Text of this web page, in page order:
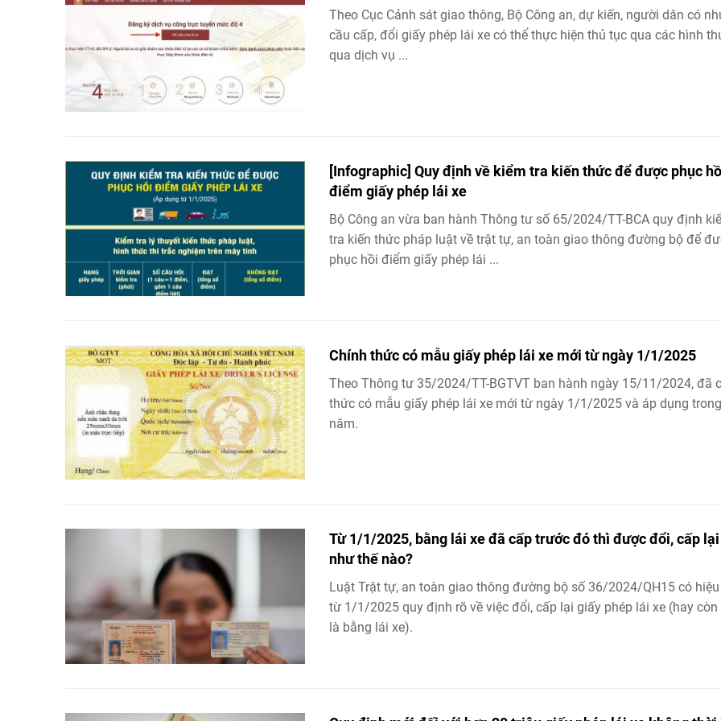
Theo Cục Cảnh sát giao thông, Bộ Công an, dự kiến, người dân có
cầu cấp, đổi giấy phép lái xe có thể thực hiện thủ tục qua các hình
qua dịch vụ ...
[Infographic] Quy định về kiểm tra kiến thức để được phục
điểm giấy phép lái xe
Bộ Công an vừa ban hành Thông tư số 65/2024/TT-BCA quy định
tra kiến thức pháp luật về trật tự, an toàn giao thông đường bộ để
phục hồi điểm giấy phép lái ...
Chính thức có mẫu giấy phép lái xe mới từ ngày 1/1/2025
Theo Thông tư 35/2024/TT-BGTVT ban hành ngày 15/11/2024, đã
thức có mẫu giấy phép lái xe mới từ ngày 1/1/2025 và áp dụng
năm.
Từ 1/1/2025, bằng lái xe đã cấp trước đó thì được đổi, cấp lại
như thế nào?
Luật Trật tự, an toàn giao thông đường bộ số 36/2024/QH15 có
từ 1/1/2025 quy định rõ về việc đổi, cấp lại giấy phép lái xe (hay còn
là bằng lái xe).